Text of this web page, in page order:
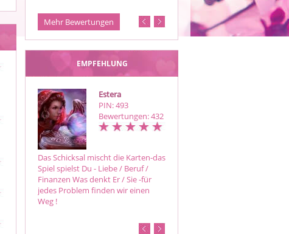
Mehr Bewertungen
EMPFEHLUNG
Estera
PIN: 493
Bewertungen: 432
Das Schicksal mischt die Karten-das
Spiel spielst Du - Liebe / Beruf /
Finanzen Was denkt Er / Sie -für
jedes Problem finden wir einen
Weg !